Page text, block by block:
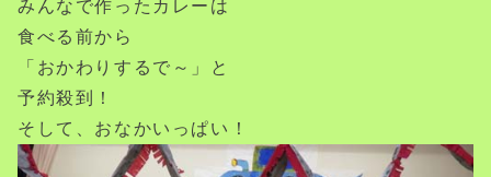
みんなで作ったカレーは
食べる前から
「おかわりするで～」と
予約殺到！
そして、おなかいっぱい！